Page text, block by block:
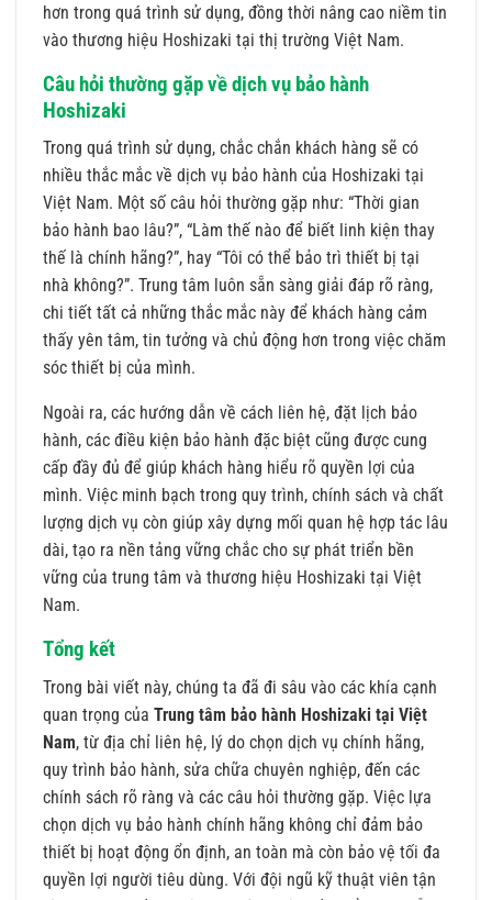
hơn trong quá trình sử dụng, đồng thời nâng cao niềm tin
vào thương hiệu Hoshizaki tại thị trường Việt Nam.
Câu hỏi thường gặp về dịch vụ bảo hành
Hoshizaki
Trong quá trình sử dụng, chắc chắn khách hàng sẽ có
nhiều thắc mắc về dịch vụ bảo hành của Hoshizaki tại
Việt Nam. Một số câu hỏi thường gặp như: “Thời gian
bảo hành bao lâu?”, “Làm thế nào để biết linh kiện thay
thế là chính hãng?”, hay “Tôi có thể bảo trì thiết bị tại
nhà không?”. Trung tâm luôn sẵn sàng giải đáp rõ ràng,
chi tiết tất cả những thắc mắc này để khách hàng cảm
thấy yên tâm, tin tưởng và chủ động hơn trong việc chăm
sóc thiết bị của mình.
Ngoài ra, các hướng dẫn về cách liên hệ, đặt lịch bảo
hành, các điều kiện bảo hành đặc biệt cũng được cung
cấp đầy đủ để giúp khách hàng hiểu rõ quyền lợi của
mình. Việc minh bạch trong quy trình, chính sách và chất
lượng dịch vụ còn giúp xây dựng mối quan hệ hợp tác lâu
dài, tạo ra nền tảng vững chắc cho sự phát triển bền
vững của trung tâm và thương hiệu Hoshizaki tại Việt
Nam.
Tổng kết
Trong bài viết này, chúng ta đã đi sâu vào các khía cạnh
quan trọng của Trung tâm bảo hành Hoshizaki tại Việt
Nam, từ địa chỉ liên hệ, lý do chọn dịch vụ chính hãng,
quy trình bảo hành, sửa chữa chuyên nghiệp, đến các
chính sách rõ ràng và các câu hỏi thường gặp. Việc lựa
chọn dịch vụ bảo hành chính hãng không chỉ đảm bảo
thiết bị hoạt động ổn định, an toàn mà còn bảo vệ tối đa
quyền lợi người tiêu dùng. Với đội ngũ kỹ thuật viên tận